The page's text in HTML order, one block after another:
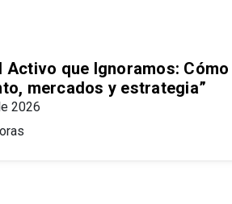
Activo que Ignoramos:
mercados y estrategia”
2026